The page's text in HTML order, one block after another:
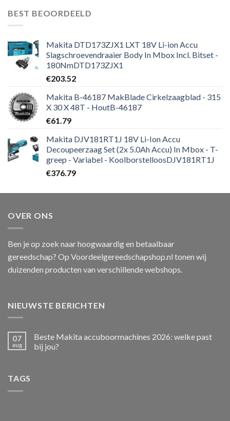
€87.80.
BEST BEOORDEELD
Makita DTD173ZJX1 LXT 18V Li-ion Accu
Slagschroevendraaier Body In Mbox Incl. Bitset -
180NmDTD173ZJX1
€203.52
Makita B-46187 MakBlade Cirkelzaagblad - 315
X 30 X 48T - HoutB-46187
€61.79
Makita DJV181RT1J 18V Li-Ion Accu
Decoupeerzaag Set (2x 5.0Ah Accu) In Mbox - T-
greep - Variabel - KoolborstelloosDJV181RT1J
€376.79
OVER ONS
Ben je op zoek naar hoogwaardig en betaalbaar
gereedschap? Op Voordeelgereedschapshop.nl tonen wij
duizenden producten van verschillende webshops.
NIEUWSTE BERICHTEN
07
aug
Beste Makita accuboormachines 2026: welke past
bij jou?
TAGS